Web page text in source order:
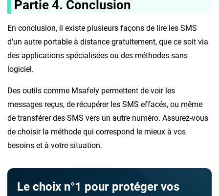
Partie 4. Conclusion
En conclusion, il existe plusieurs façons de lire les SMS
d'un autre portable à distance gratuitement, que ce soit via
des applications spécialisées ou des méthodes sans
logiciel.
Des outils comme Msafely permettent de voir les
messages reçus, de récupérer les SMS effacés, ou même
de transférer des SMS vers un autre numéro. Assurez-vous
de choisir la méthode qui correspond le mieux à vos
besoins et à votre situation.
Le choix n°1 pour protéger vos